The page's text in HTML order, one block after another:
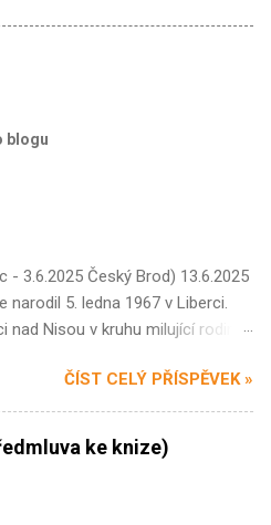
blogu
- 3.6.2025 Český Brod) 13.6.2025
narodil 5. ledna 1967 v Liberci.
Nisou v kruhu milující rodiny
ani s otčímem, s nímž se matka
rozvést. Právě odtud asi
na lidi, strohost v projevování
a suchý, občas dosti
tendence být tak trochu ve
ČÍST CELÝ PŘÍSPĚVEK »
ke knize)